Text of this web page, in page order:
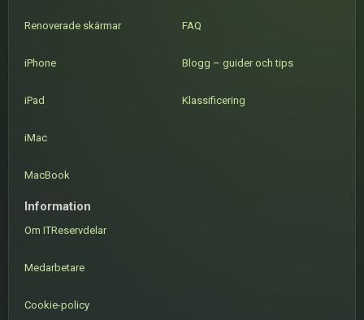
Renoverade skärmar
iPhone
iPad
iMac
MacBook
FAQ
Blogg – guider och tips
Klassificering
Information
Om ITReservdelar
Medarbetare
Cookie-policy